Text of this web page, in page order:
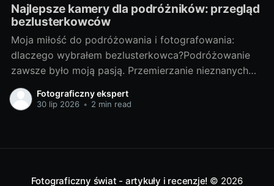
Najlepsze kamery dla podróżników: przegląd
bezlusterkowców
Moja miłość do podróżowania i fotografowania:
dlaczego wybrałem bezlusterkowca?Podróżowanie
zawsze było moją pasją. Przemierzanie nieznanych
terenów, odkrywanie nowych miejsc, spotykanie
ciekawych ludzi - te doświadczenia są dla mnie
uwieczniać. Tak narodziła się moja
Fotograficzny ekspert
30 lip 2026 • 2 min read
Fotograficzny świat - artykuły i recenzje! © 2026